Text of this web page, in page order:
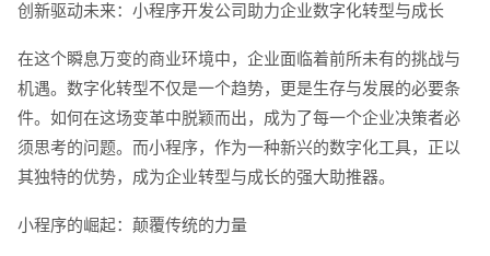
创新驱动未来：小程序开发公司助力企业数字化转型与成长
在这个瞬息万变的商业环境中，企业面临着前所未有的挑战与
机遇。数字化转型不仅是一个趋势，更是生存与发展的必要条
件。如何在这场变革中脱颖而出，成为了每一个企业决策者必
须思考的问题。而小程序，作为一种新兴的数字化工具，正以
其独特的优势，成为企业转型与成长的强大助推器。
小程序的崛起：颠覆传统的力量